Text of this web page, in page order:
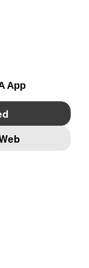
IMPRINT AND LEGAL DATA